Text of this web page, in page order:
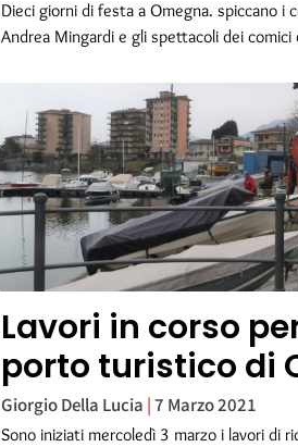
Dieci giorni di festa a Omegna. spiccano i
Andrea Mingardi e gli spettacoli dei comici
Lavori in corso
porto turistico di
Giorgio Della Lucia 7 Marzo 2021
Sono iniziati mercoledì 3 marzo i lavori di